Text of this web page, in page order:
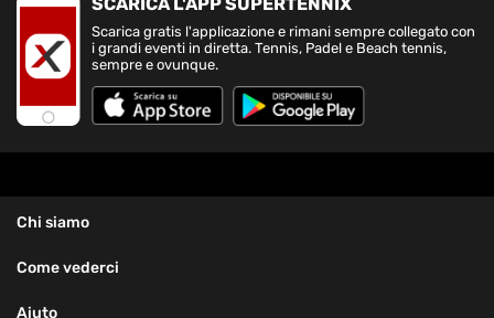
Scarica gratis l'applicazione e rimani sempre collegato con
i grandi eventi in diretta. Tennis, Padel e Beach tennis,
sempre e ovunque.
Chi siamo
Come vederci
Aiuto